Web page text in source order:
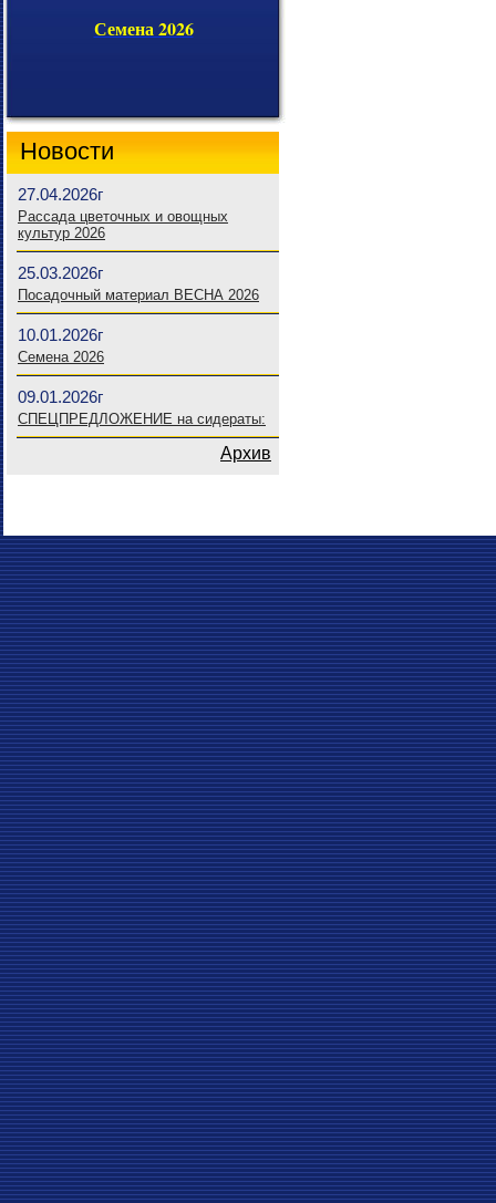
Семена 2026
Новости
27.04.2026г
Рассада цветочных и овощных
культур 2026
25.03.2026г
Посадочный материал ВЕСНА 2026
10.01.2026г
Семена 2026
09.01.2026г
СПЕЦПРЕДЛОЖЕНИЕ на сидераты:
Архив